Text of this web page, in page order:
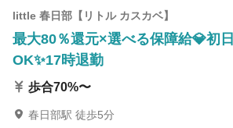
little 春日部【リトル カスカベ】
最大80％還元×選べる保障給💎初
OK✨17時退勤
歩合70%〜
春日部駅 徒歩5分